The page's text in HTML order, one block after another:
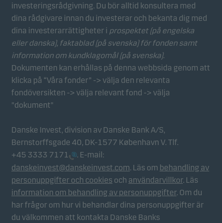
investeringsrådgivning. Du bör alltid konsultera med
dina rådgivare innan du investerar och bekanta dig med
dina investerarrättigheter i prospektet (på engelska
eller danska), faktablad(på svenska) för fonden samt
information om kundklagomål (på svenska).
Dokumenten kan erhållas på denna webbsida genom att
klicka på “Våra fonder” -> välja den relevanta
fondöversikten -> välja relevant fond -> välja
"dokument"
Danske Invest, division av Danske Bank A/S,
Bernstorffsgade 40, DK-1577 København V. Tlf.
+45 3333 7171
. E-mail:
danskeinvest@danskeinvest.com. Läs om behandling av
personuppgifter och cookies och användarvillkor. Läs
information om behandling av personuppgifter. Om du
har frågor om hur vi behandlar dina personuppgifter är
du välkommen att kontakta Danske Banks
Statistikcookies
Vi använder statistikcookies för att spåra beteendet
hos besökare på vår webbplats i aggregerad form.
Detta gör det möjligt för oss att mäta och optimera
webbplatsens effektivitet.
Marknadsföringscookies
Marknadsföringscookies gör det möjligt för oss att
beteende så att vi kan tillhandahålla dig relevant
innehåll.